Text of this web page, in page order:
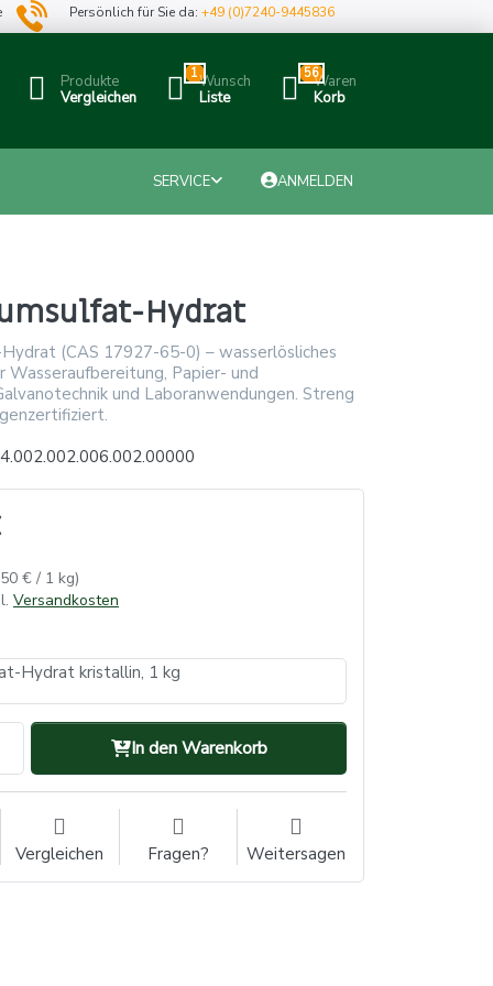
Persönlich für Sie da:+49 (0)7240-9445836
Produkte
Vergleichen
1Wunsch
Liste
56Waren
Korb
SERVICE ANMELDEN
Hydrat
(CAS 17927-65-0) – wasserlösliches
Wasseraufbereitung, Papier- und
und Laboranwendungen. Streng
€ / 1 kg)
Versandkosten
Hydrat kristallin, 1 kg
In den Warenkorb
Vergleichen Fragen? Weitersagen